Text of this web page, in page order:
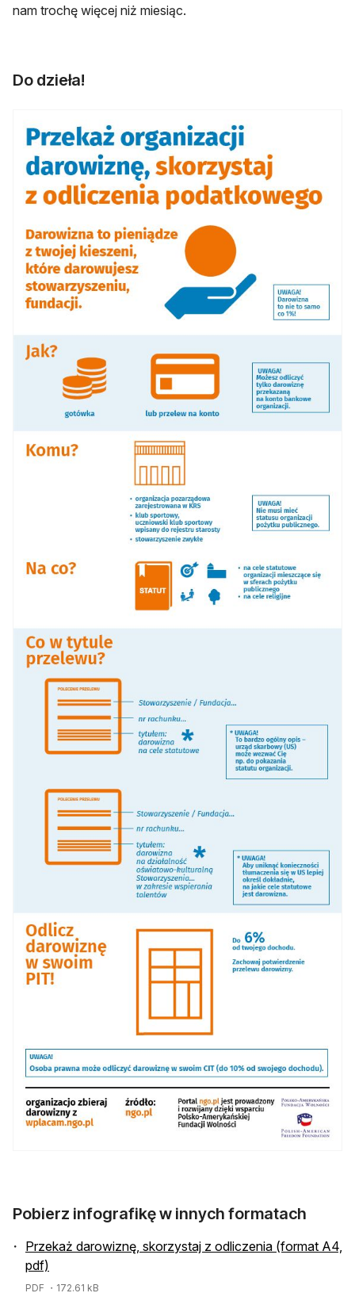
nam trochę więcej niż miesiąc.
Do dzieła!
Pobierz infografikę w innych formatach
Przekaż darowiznę, skorzystaj z odliczenia (format A4,
pdf)
PDF ・172.61 kB